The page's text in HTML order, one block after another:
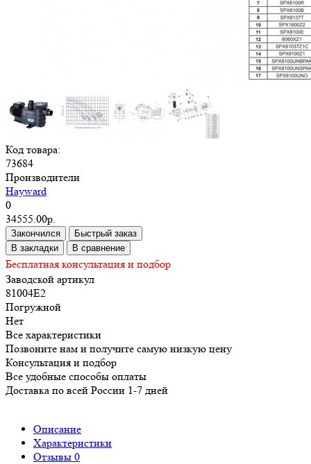
Код товара:
73684
Производители
Hayward
0
34555.00р.
Закончился
Быстрый заказ
В закладки
В сравнение
Бесплатная консультация и подбор
Заводской артикул
81004E2
Погружной
Нет
Все характеристики
Позвоните нам и получите самую низкую цену
Консультация и подбор
Все удобные способы оплаты
Доставка по всей России 1-7 дней
Описание
Характеристики
Отзывы 0